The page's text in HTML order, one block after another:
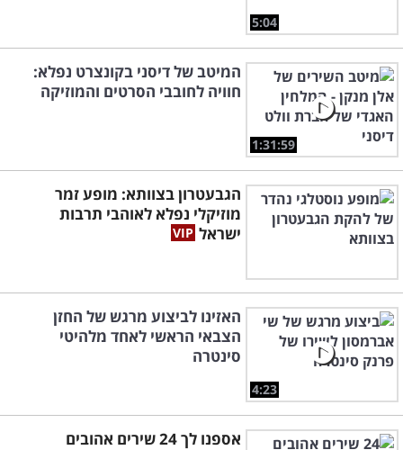
5:04
1:31:59
המיטב של דיסני בקונצרט נפלא:
חוויה לחובבי הסרטים והמוזיקה
הגבעטרון בצוותא: מופע זמר
מוזיקלי נפלא לאוהבי תרבות
ישראל
4:23
האזינו לביצוע מרגש של החזן
הצבאי הראשי לאחד מלהיטי
סינטרה
אספנו לך 24 שירים אהובים